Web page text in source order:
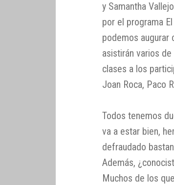
y Samantha
por el programa
podemos augurar
asistirán varios
clases a los
Joan Roca, Paco
Todos tenemos
va a estar bien,
defraudado
Además,
Muchos de los